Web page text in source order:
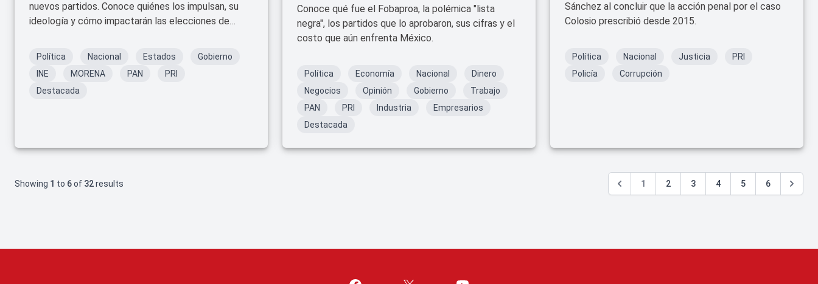
nuevos partidos. Conoce quiénes los impulsan, su
ideología y cómo impactarán las elecciones de
Política Nacional Estados
Gobierno
INE
MORENA PAN
PRI
Destacada
Conoce qué fue el Fobaproa, la polémica "lista
negra", los partidos que lo aprobaron, sus cifras y el
costo que aún enfrenta México.
Política Economía Nacional
Dinero
Negocios
Opinión Gobierno
Trabajo
PAN
PRI Industria
Empresarios
Destacada
Sánchez al concluir que la acción penal por el caso
Colosio prescribió desde 2015.
Política Nacional Justicia
PRI
Policía
Corrupción
Showing 1 to 6of 32results 1 2 3 4 5 6